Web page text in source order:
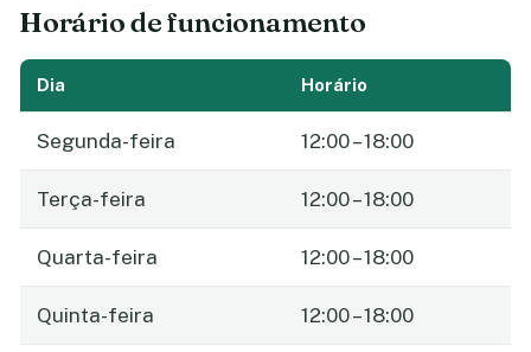
Horário de funcionamento
Dia Horário
Segunda-feira 12:00 – 18:00
Terça-feira 12:00 – 18:00
Quarta-feira 12:00 – 18:00
Quinta-feira 12:00 – 18:00